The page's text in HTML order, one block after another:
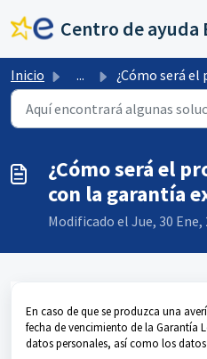
Centro de ayuda
Inicio ... ¿Cómo será el proceso de reparación con la
¿Cómo será el
con la garantía
Modificado el Jue, 30 Ene,
En caso de que se produzca una
fecha de vencimiento de la Garantía
datos personales, así como los